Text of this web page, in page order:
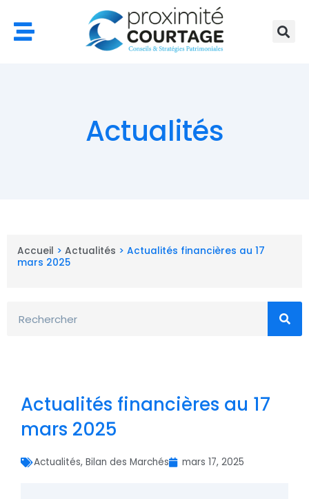
contenu
Actualités
Accueil > Actualités > Actualités financières au 17
mars 2025
Actualités financières au 17
mars 2025
Actualités, Bilan des Marchés mars 17, 2025